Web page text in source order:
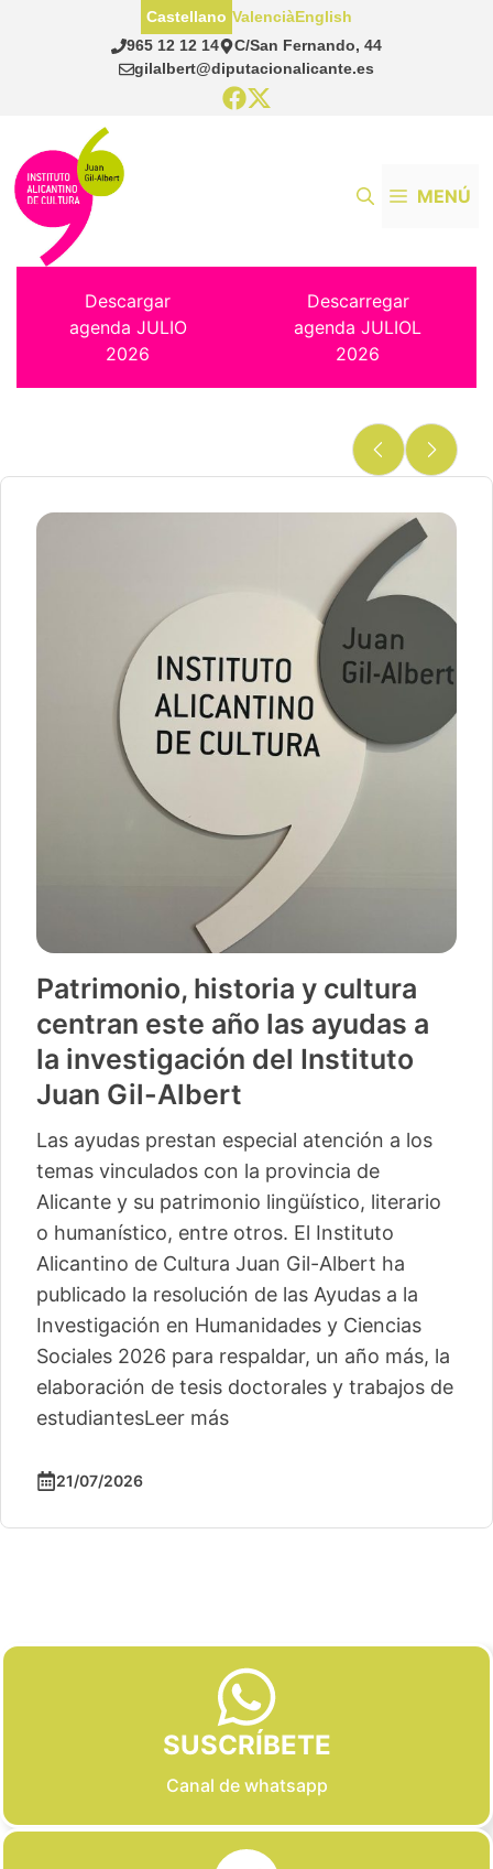
965 12 12 14
C/San Fernando, 44
gilalbert@diputacionalicante.es
Castellano ValenciàEnglish
MENÚ
Descargar
agenda JULIO
2026
Descarregar
agenda JULIOL
2026
Patrimonio, historia y cultura
centran este año las ayudas a
la investigación del Instituto
Juan Gil-Albert
Las ayudas prestan especial atención a los
temas vinculados con la provincia de
Alicante y su patrimonio lingüístico, literario
o humanístico, entre otros. El Instituto
Alicantino de Cultura Juan Gil-Albert ha
publicado la resolución de las Ayudas a la
Investigación en Humanidades y Ciencias
Sociales 2026 para respaldar, un año más, la
elaboración de tesis doctorales y trabajos de
estudiantesLeer más
21/07/2026
SUSCRÍBETE
Canal de whatsapp